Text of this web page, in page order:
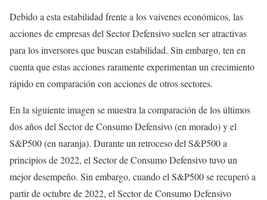
Debido a esta estabilidad frente a los vaivenes económicos, las
acciones de empresas del Sector Defensivo suelen ser atractivas
para los inversores que buscan estabilidad. Sin embargo, ten en
cuenta que estas acciones raramente experimentan un crecimiento
rápido en comparación con acciones de otros sectores.
En la siguiente imagen se muestra la comparación de los últimos
dos años del Sector de Consumo Defensivo (en morado) y el
S&P500 (en naranja). Durante un retroceso del S&P500 a
principios de 2022, el Sector de Consumo Defensivo tuvo un
mejor desempeño. Sin embargo, cuando el S&P500 se recuperó a
partir de octubre de 2022, el Sector de Consumo Defensivo